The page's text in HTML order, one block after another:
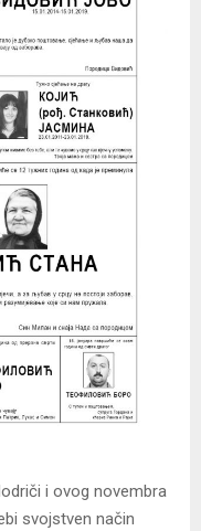
i ovog novembra
svojstven način